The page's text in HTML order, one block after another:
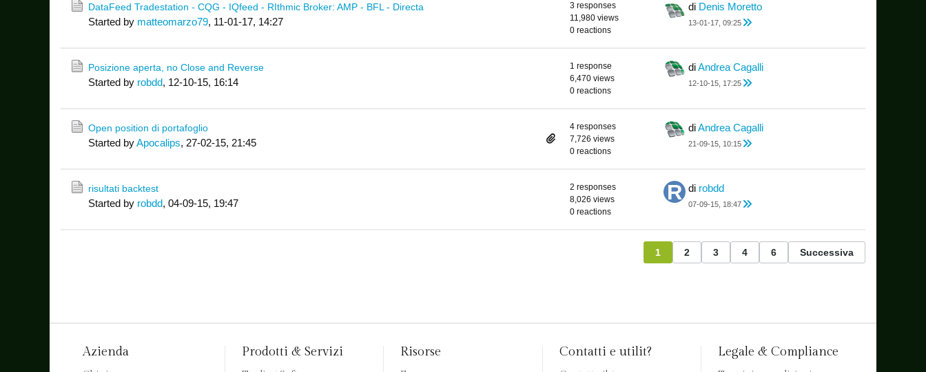
DataFeed Tradestation - CQG - IQfeed - RIthmic Broker: AMP - BFL - Directa
Started by matteomarzo79, 11-01-17, 14:27
3 responses
11,980 views
0 reactions
di Denis Moretto
13-01-17, 09:25
Posizione aperta, no Close and Reverse
Started by robdd, 12-10-15, 16:14
1 response
6,470 views
0 reactions
diAndrea Cagalli
12-10-15, 17:25
Open position di portafoglio
Started byApocalips, 27-02-15, 21:45
4 responses
7,726 views
0 reactions
diAndrea Cagalli
21-09-15, 10:15
risultati backtest
Started by robdd, 04-09-15, 19:47
2 responses
8,026 views
0 reactions
di robdd
07-09-15, 18:47
1 2 3 4 6 Successiva
Azienda Prodotti & Servizi Risorse Contatti e utilit? Legale & Compliance